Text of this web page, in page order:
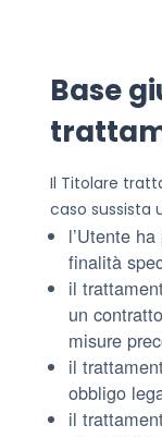
Base
Il Titolare
caso sussista
l’Utente
finalità
il
un
misure
il
obbligo
il